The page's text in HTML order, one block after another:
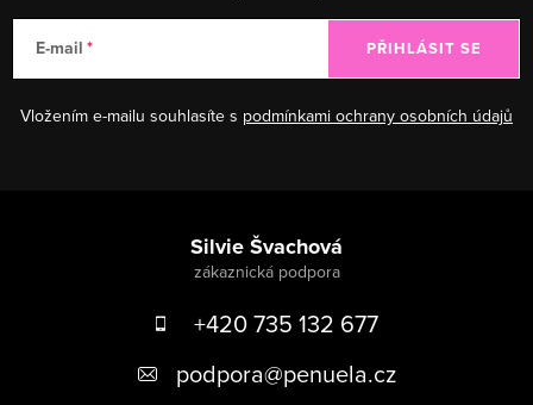
E-mail
Vložením e-mailu souhlasíte s podmínkami ochrany osobních údajů
PŘIHLÁSIT SE
Silvie Švachová
+420 735 132 677
podpora@penuela.cz